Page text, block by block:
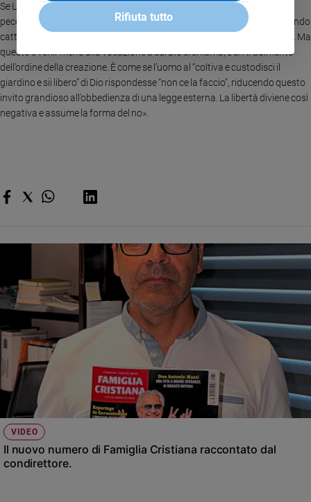
Se Leonardo non avesse dipinto la Gioconda non avremmo detto: “Che
peccato!”, nel senso di occasione mancata. È come se una parte del mondo
cattolico scegliesse la via breve: “Dimmi quello che devo fare e lo faccio”. Ma
questo è venir meno alla vocazione a cui Dio ci chiama, è un tradimento
dell’ordine della creazione. È come se l’uomo al “coltiva e custodisci il
giardino e sii libero” di Dio rispondesse “non ce la faccio”, riducendo questo
invito grandioso all’obbedienza di una legge esterna. La libertà diviene così
negativa e assume la forma del no».
VIDEO
Il nuovo numero di Famiglia Cristiana raccontato dal
condirettore.
Rifiuta tutto